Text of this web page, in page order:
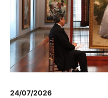
24/07/2026